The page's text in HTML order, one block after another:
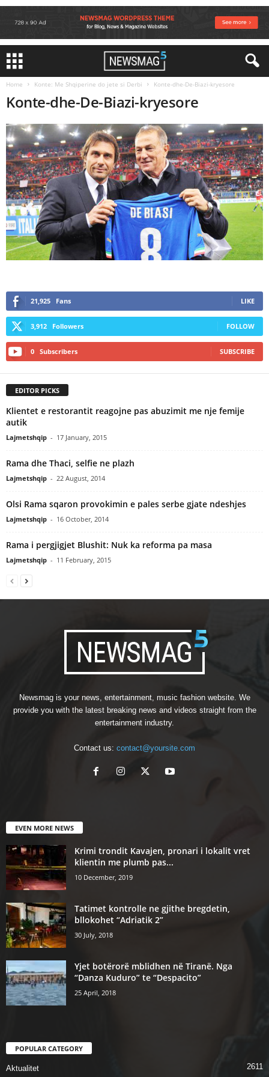
Home Konte: Me Shqiperine do jete si Derbi Konte-dhe-De-Biazi-kryesore
Konte-dhe-De-Biazi-kryesore
21,925 Fans LIKE
3,912 Followers FOLLOW
0 Subscribers SUBSCRIBE
EDITOR PICKS
Klientet e restorantit reagojne pas abuzimit me nje femije
autik
Lajmetshqip - 17 January, 2015
Rama dhe Thaci, selfie ne plazh
Lajmetshqip - 22 August, 2014
Olsi Rama sqaron provokimin e pales serbe gjate ndeshjes
Lajmetshqip - 16 October, 2014
Rama i pergjigjet Blushit: Nuk ka reforma pa masa
Lajmetshqip - 11 February, 2015
Newsmag is your news, entertainment, music fashion website. We
provide you with the latest breaking news and videos straight from the
entertainment industry.
Contact us: contact@yoursite.com
EVEN MORE NEWS
Krimi trondit Kavajen, pronari i lokalit vret
klientin me plumb pas...
10 December, 2019
Tatimet kontrolle ne gjithe bregdetin,
bllokohet “Adriatik 2”
30 July, 2018
Yjet botërorë mblidhen në Tiranë. Nga
“Danza Kuduro” te “Despacito”
25 April, 2018
POPULAR CATEGORY
Aktualitet 2611